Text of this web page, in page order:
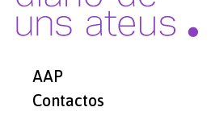
AAP
Contactos